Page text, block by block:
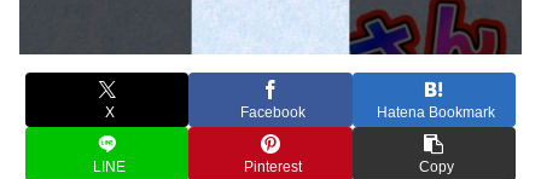
X Facebook Hatena Bookmark
LINE Pinterest Copy